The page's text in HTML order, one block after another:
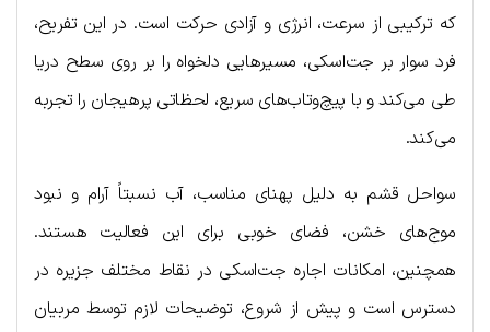
که ترکیبی از سرعت، انرژی و آزادی حرکت است. در این تفریح،
فرد سوار بر جت‌اسکی، مسیرهایی دلخواه را بر روی سطح دریا
طی می‌کند و با پیچ‌و‌تاب‌های سریع، لحظاتی پرهیجان را تجربه
می‌کند.
سواحل قشم به دلیل پهنای مناسب، آب نسبتاً آرام و نبود
موج‌های خشن، فضای خوبی برای این فعالیت هستند.
همچنین، امکانات اجاره جت‌اسکی در نقاط مختلف جزیره در
دسترس است و پیش از شروع، توضیحات لازم توسط مربیان